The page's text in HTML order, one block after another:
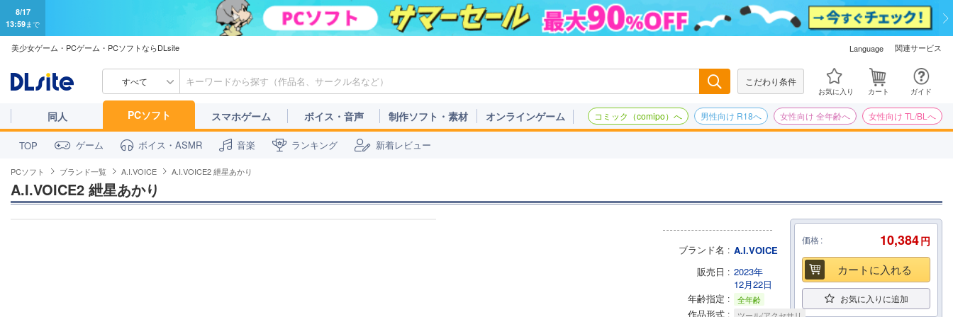
8/17
13:59まで
美少女ゲーム・PCゲーム・PCソフトならDLsite Language 関連サービス
すべて こだわり条件
お気に入り カート ガイド
同人 PCソフト スマホゲーム ボイス・音声 制作ソフト・素材 オンラインゲーム コミック（comipo）へ 男性向け R18へ 女性向け 全年齢へ 女性向け TL/BLへ
TOP ゲーム ボイス・ASMR 音楽 ランキング 新着レビュー
PCソフト ブランド一覧 A.I.VOICE A.I.VOICE2 紲星あかり
A.I.VOICE2 紲星あかり
ブランド名
A.I.VOICE
販売日
2023年
12月22日
年齢指定
全年齢
作品形式
価格 10,384円
カートに入れる
お気に入りに追加